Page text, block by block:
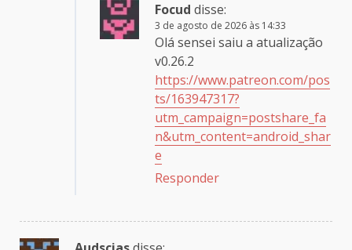
Focud disse:
3 de agosto de 2026 às 14:33
Olá sensei saiu a atualização
v0.26.2
https://www.patreon.com/pos
ts/163947317?
utm_campaign=postshare_fa
n&utm_content=android_shar
e
Responder